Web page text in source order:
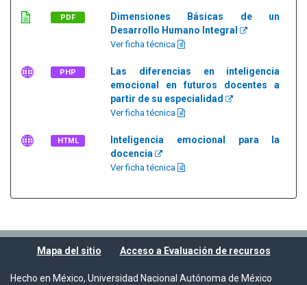
PDF
Dimensiones Básicas de un
Desarrollo Humano Integral
Ver ficha técnica
PHP
Las diferencias en inteligencia
emocional en futuros docentes a
partir de su especialidad
Ver ficha técnica
HTML
Inteligencia emocional para la
docencia
Ver ficha técnica
Mapa del sitio Acceso a Evaluación de recursos
Hecho en México, Universidad Nacional Autónoma de México